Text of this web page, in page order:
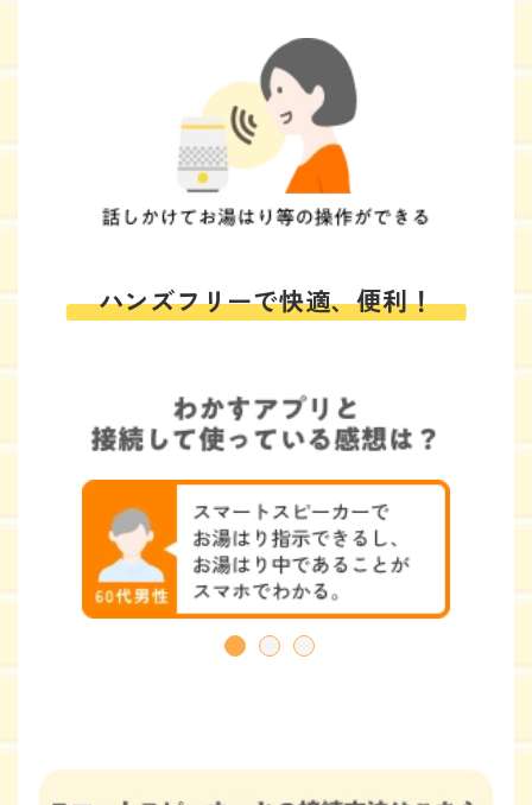
ハンズフリーで快適、便利！